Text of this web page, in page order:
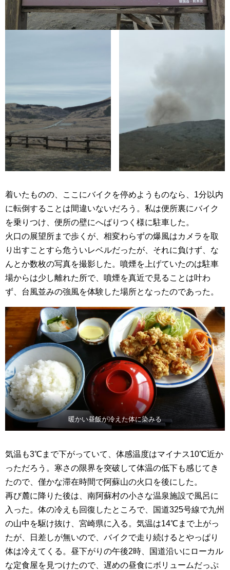
着いたものの、ここにバイクを停めようものなら、1分以内
に転倒することは間違いないだろう。私は便所裏にバイク
を乗りつけ、便所の壁にへばりつく様に駐車した。
火口の展望所まで歩くが、相変わらずの爆風はカメラを取
り出すことすら危ういレベルだったが、それに負けず、な
んとか数枚の写真を撮影した。噴煙を上げていたのは駐車
場からは少し離れた所で、噴煙を真近で見ることは叶わ
ず、台風並みの強風を体験した場所となったのであった。
暖かい昼飯が冷えた体に染みる
気温も3℃まで下がっていて、体感温度はマイナス10℃近か
っただろう。寒さの限界を突破して体温の低下も感じてき
たので、僅かな滞在時間で阿蘇山の火口を後にした。
再び麓に降りた後は、南阿蘇村の小さな温泉施設で風呂に
入った。体の冷えも回復したところで、国道325号線で九州
の山中を駆け抜け、宮崎県に入る。気温は14℃まで上がっ
たが、日差しが無いので、バイクで走り続けるとやっぱり
体は冷えてくる。昼下がりの午後2時、国道沿いにローカル
な定食屋を見つけたので、遅めの昼食にボリュームだっぷ